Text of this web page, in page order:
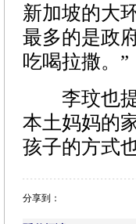
新加坡的大
最多的是政
吃喝拉撒。”
李玟也提
本土妈妈的
孩子的方式
分享到：